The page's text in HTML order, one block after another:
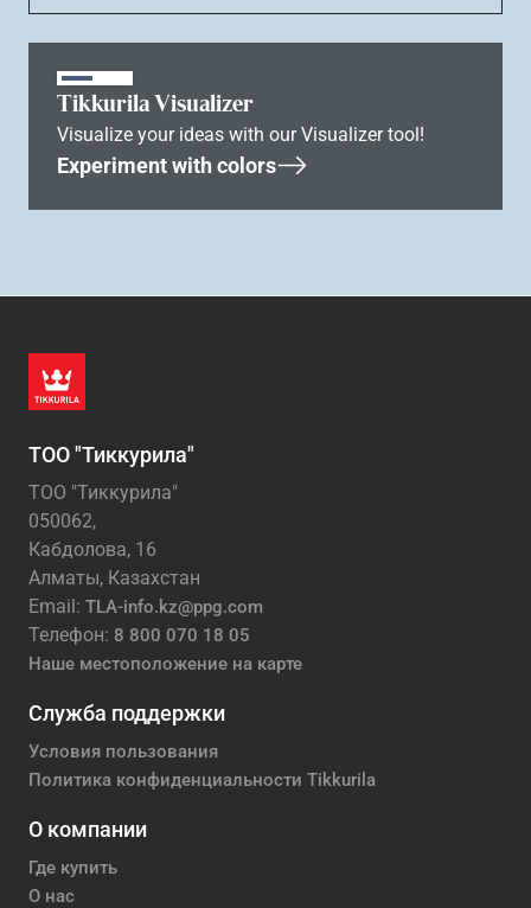
Tikkurila Visualizer
Visualize your ideas with our Visualizer tool!
Experiment with colors
ТОО "Тиккурила"
ТОО "Тиккурила"
050062,
Кабдолова, 16
Алматы, Казахстан
Email: TLA-info.kz@ppg.com
Телефон: 8 800 070 18 05
Наше местоположение на карте
Служба поддержки
Условия пользования
Политика конфиденциальности Tikkurila
О компании
Где купить
О нас